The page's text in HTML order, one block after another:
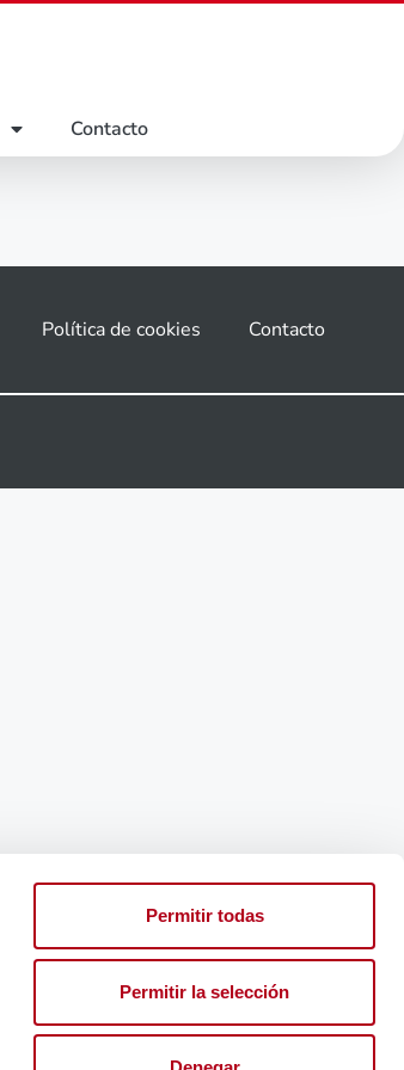
Permitir todas
Permitir la selección
Contacto
Política de cookies Contacto